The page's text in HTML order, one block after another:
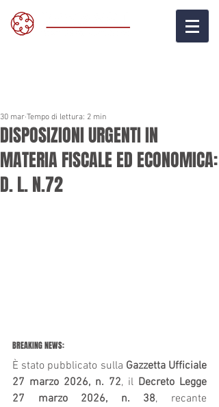
DISPOSIZIONI URGENTI IN
MATERIA FISCALE ED ECONOMICA:
D. L. N.72
30 mar Tempo di lettura: 2 min
BREAKING NEWS:
È stato pubblicato sulla Gazzetta Ufficiale
27 marzo 2026, n. 72, il Decreto Legge
27 marzo 2026, n. 38, recante